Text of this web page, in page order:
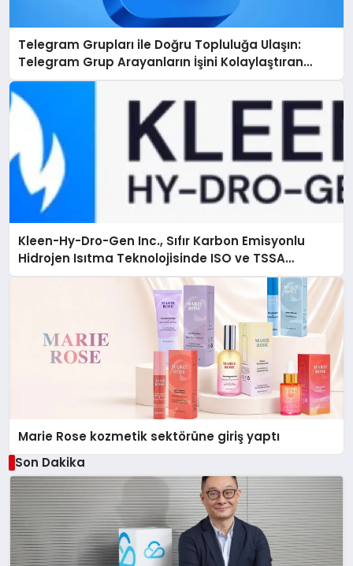
Telegram Grupları ile Doğru Topluluğa Ulaşın:
Telegram Grup Arayanların İşini Kolaylaştıran
Çözüm
Kleen-Hy-Dro-Gen Inc., Sıfır Karbon Emisyonlu
Hidrojen Isıtma Teknolojisinde ISO ve TSSA
Düzenleyici Onaylarını Aldı
Marie Rose kozmetik sektörüne giriş yaptı
Son Dakika